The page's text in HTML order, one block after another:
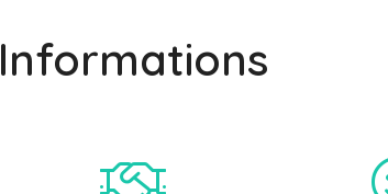
Informations